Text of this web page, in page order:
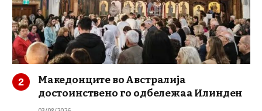
Македонците во Австралија
достоинствено го одбележаа Илинден